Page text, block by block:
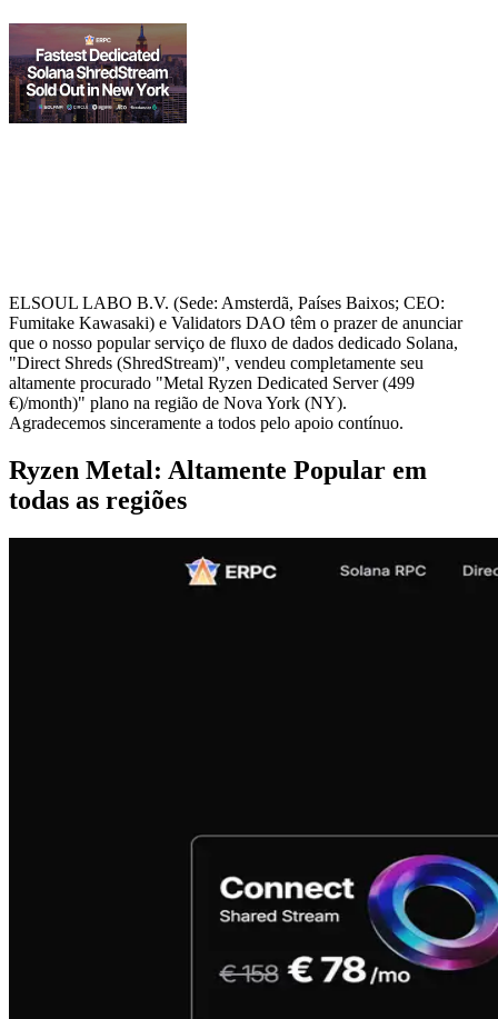
ELSOUL LABO B.V. (Sede: Amsterdã, Países Baixos; CEO:
Fumitake Kawasaki) e Validators DAO têm o prazer de anunciar
que o nosso popular serviço de fluxo de dados dedicado Solana,
"Direct Shreds (ShredStream)", vendeu completamente seu
altamente procurado "Metal Ryzen Dedicated Server (499
€)/month)" plano na região de Nova York (NY).
Agradecemos sinceramente a todos pelo apoio contínuo.
Ryzen Metal: Altamente Popular em
todas as regiões